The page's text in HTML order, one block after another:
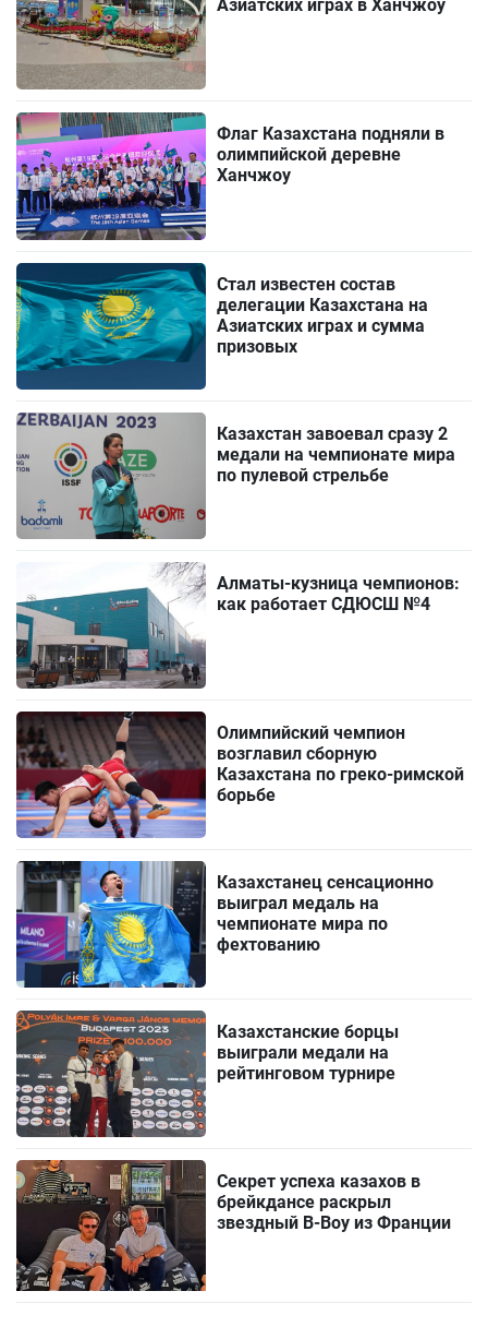
Азиатских играх в Ханчжоу
Флаг Казахстана подняли в
олимпийской деревне
Ханчжоу
Стал известен состав
делегации Казахстана на
Азиатских играх и сумма
призовых
Казахстан завоевал сразу 2
медали на чемпионате мира
по пулевой стрельбе
Алматы-кузница чемпионов:
как работает СДЮСШ №4
Олимпийский чемпион
возглавил сборную
Казахстана по греко-римской
борьбе
Казахстанец сенсационно
выиграл медаль на
чемпионате мира по
фехтованию
Казахстанские борцы
выиграли медали на
рейтинговом турнире
Секрет успеха казахов в
брейкдансе раскрыл
звездный B-Boy из Франции